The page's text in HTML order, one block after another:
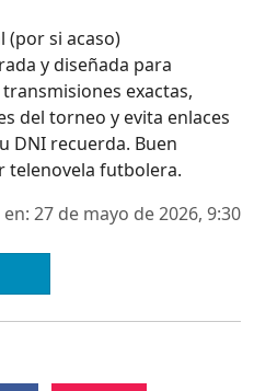
(por si acaso)
y diseñada para
exactas,
del torneo y evita enlaces
DNI recuerda. Buen
telenovela futbolera.
27 de mayo de 2026, 9:30